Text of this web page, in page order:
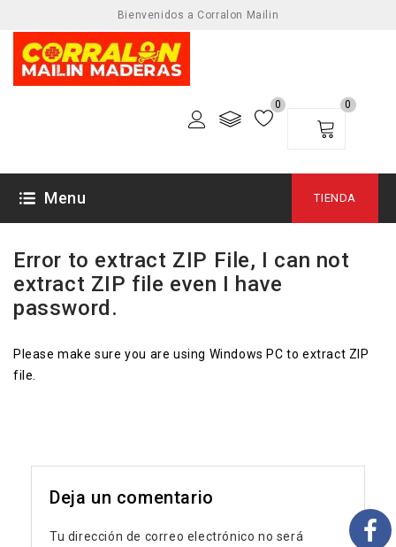
Bienvenidos a Corralon Mailin
0 0
Menu TIENDA
Error to extract ZIP File, I can not
extract ZIP file even I have
password.
Please make sure you are using Windows PC to extract ZIP
file.
Deja un comentario
Tu dirección de correo electrónico no será